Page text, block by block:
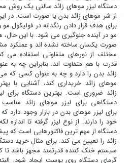
دستگاه لیزر موهای زائد سالنی یک روش
از شر موهای زائد بدن یا صورت است. در
برای هدف قرار دادن رنگدانه در فولیکول
مو در آینده جلوگیری می شود. با این حال،
صورت یکسان ساخته نشده اند و عملکرد
مختلف از نورهای متفاوتی استفاده می
قدرت با هم متفاوت اند. بنابراین چه به
زائد بدن را دارد و چه به عنوان کسی که
موهای زائد خریداری کند، آشنایی با
زائد ضروری است. بهترین دستگاه
دستگاهی برای لیزر موهای زائد
برای لیزر موهای بدن در بازار وجود دارد
خود را دارند. از نوع لیزر گرفته تا
دستگاه از مهم ترین فاکتورهایی است که
زائد را تعیین می کند. برای مثال خرید
سیستم خنک کننده قدرتمند مجهز باشد تا
گرمای دستگاه روی پوست ایجاد شود.